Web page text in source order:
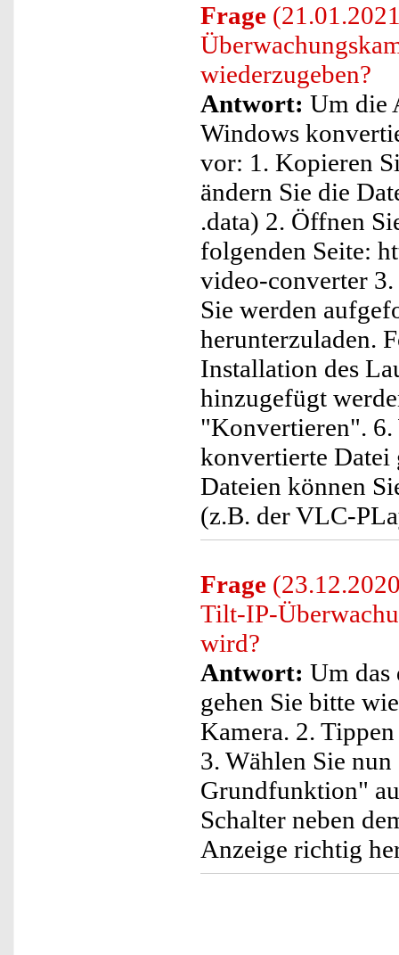
Frage
wiederzugeben?
Antwort: Um die
Windows
vor: 1. Kopieren
ändern Sie die
.data) 2. Öffnen
folgenden Seite:
video-converter
Sie werden
herunterzuladen.
Installation des
hinzugefügt
"Konvertieren". 6.
konvertierte Datei
Dateien können
(z.B. der VLC-
Frage
Tilt-IP-
wird?
Antwort: Um das
gehen Sie bitte
Kamera. 2.
3. Wählen Sie
Grundfunktion"
Schalter neben
Anzeige richtig